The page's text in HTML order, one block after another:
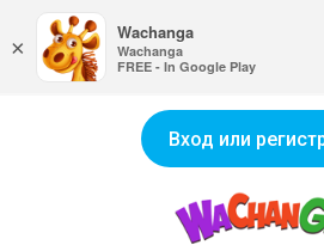
Вход или
×
Wachanga
Wachanga
FREE - In Google Play